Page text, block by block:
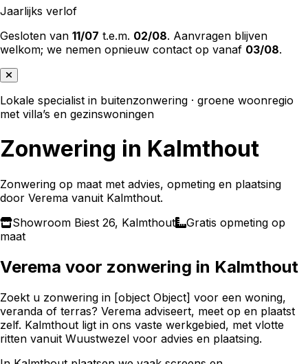
Jaarlijks verlof
Gesloten van 11/07 t.e.m. 02/08. Aanvragen blijven
welkom; we nemen opnieuw contact op vanaf 03/08.
Lokale specialist in buitenzonwering · groene woonregio
met villa’s en gezinswoningen
Zonwering in Kalmthout
Zonwering op maat met advies, opmeting en plaatsing
door Verema vanuit Kalmthout.
Showroom Biest 26, Kalmthout
Gratis opmeting op
maat
Verema voor zonwering in Kalmthout
Zoekt u zonwering in [object Object] voor een woning,
veranda of terras? Verema adviseert, meet op en plaatst
zelf. Kalmthout ligt in ons vaste werkgebied, met vlotte
ritten vanuit Wuustwezel voor advies en plaatsing.